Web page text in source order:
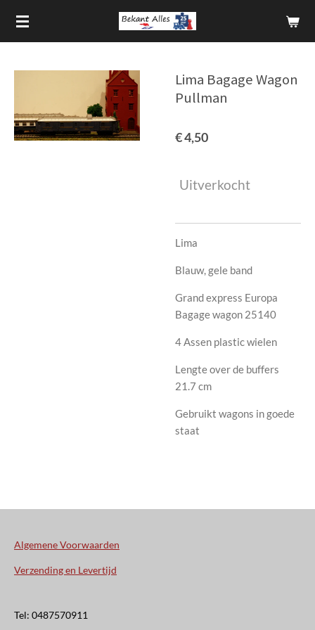
Ga
direct
Lima Bagage Wagon
Pullman
€ 4,50
Uitverkocht
Lima
Blauw, gele band
Grand express Europa
Bagage wagon 25140
4 Assen plastic wielen
Lengte over de buffers
21.7 cm
Gebruikt wagons in goede
staat
Algemene Voorwaarden
Verzending en Levertijd
Tel: 0487570911